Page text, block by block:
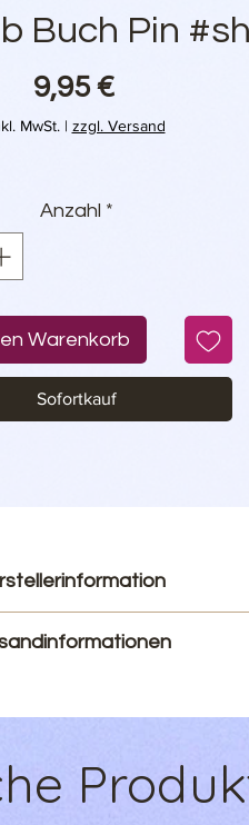
Buch Pin
9,95 €Preis
MwSt.| zzgl. Versand
Anzahl *
Warenkorb
Sofortkauf
des Champs Elysees
www.wunderzeilen-